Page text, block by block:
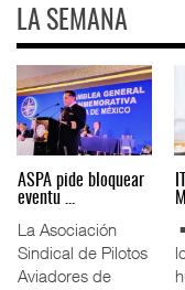
LA SEMANA
IT-ANÁLISIS: Puerto
Lázar ...
⮕ Canal de
Panamá reducirá
nuevamente el